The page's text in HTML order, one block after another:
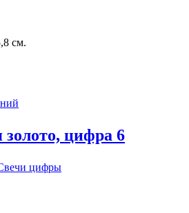
см.
золото, цифра 6
цифры